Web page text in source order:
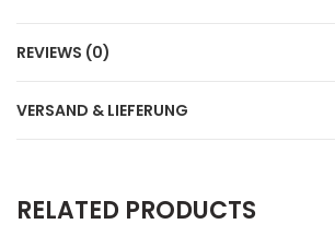
REVIEWS (0)
VERSAND & LIEFERUNG
RELATED PRODUCTS